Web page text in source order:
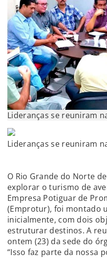
Lideranças se reuniram
Lideranças se reuniram
O Rio Grande do Norte
explorar o turismo de
Empresa Potiguar de
(Emprotur), foi montado
inicialmente, com dois
estruturar destinos. A
ontem (23) da sede do
“Isso faz parte da nossa